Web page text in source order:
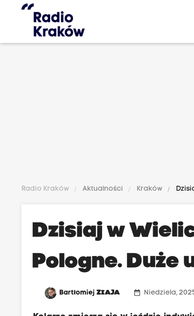
Radio Kraków Aktualności Kraków
Dzisiaj w
Pologne. Duże
BartłomiejZIAJA date_range Niedziela,